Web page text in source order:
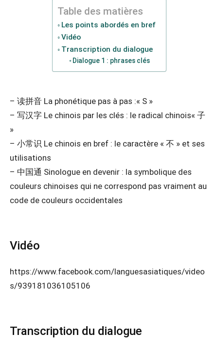
Table des matières
Les points abordés en bref
Vidéo
Transcription du dialogue
Dialogue 1 : phrases clés
– 读拼音 La phonétique pas à pas :« S »
– 写汉字 Le chinois par les clés : le radical chinois« 子
»
– 小常识 Le chinois en bref : le caractère « 不 » et ses
utilisations
– 中国通 Sinologue en devenir : la symbolique des
couleurs chinoises qui ne correspond pas vraiment au
code de couleurs occidentales
Vidéo
https://www.facebook.com/languesasiatiques/video
s/939181036105106
Transcription du dialogue